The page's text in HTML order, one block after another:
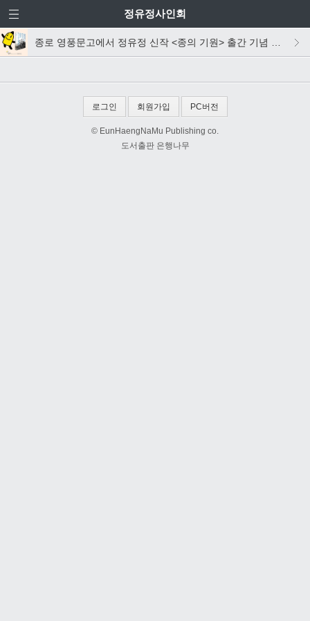
정유정사인회
종로 영풍문고에서 정유정 신작 <종의 기원> 출간 기념 사인회가 진행됩니다!
로그인 회원가입 PC버전
© EunHaengNaMu Publishing co.
도서출판 은행나무